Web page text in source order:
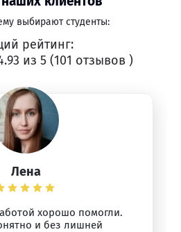
выбирают студенты:
рейтинг:
из 5 (101 отзывов )
Лена
хорошо помогли.
и без лишней